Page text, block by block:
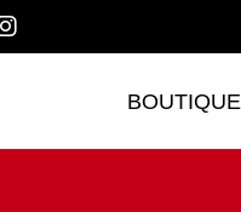
BOUTIQUE